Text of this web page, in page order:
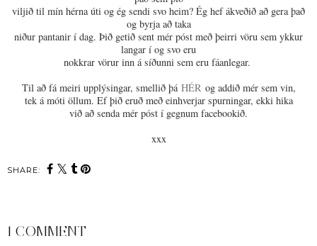
viljið til mín hérna úti og ég sendi svo heim? Ég hef ákveðið að gera það
og byrja að taka
niður pantanir í dag. Þið getið sent mér póst með þeirri vöru sem ykkur
langar í og svo eru
nokkrar vörur inn á síðunni sem eru fáanlegar.
Til að fá meiri upplýsingar, smellið þá HÉR og addið mér sem vin,
tek á móti öllum. Ef þið eruð með einhverjar spurningar, ekki hika
við að senda mér póst í gegnum facebookið.
xxx
SHARE:
1 COMMENT